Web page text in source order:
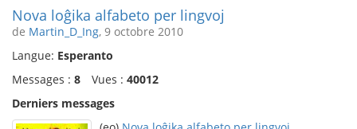
Nova loĝika alfabeto per lingvoj
de Martin_D_Ing, 9 octobre 2010
Langue: Esperanto
Messages : 8 Vues : 40012
Derniers messages